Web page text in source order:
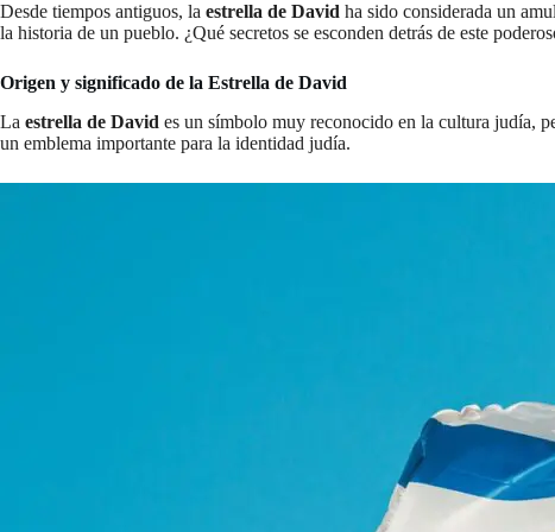
Desde tiempos antiguos, la estrella de David ha sido considerada un
la historia de un pueblo. ¿Qué secretos se esconden detrás de este
Origen y significado de la Estrella de David
La estrella de David es un símbolo muy reconocido en la cultura judía,
un emblema importante para la identidad judía.